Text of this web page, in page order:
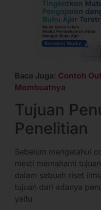
Baca Juga: Contoh
Membuatnya
Tujuan
Penelitian
Sebelum mengetahui
mesti memahami
dalam sebuah riset
tujuan dari adanya
yaitu.